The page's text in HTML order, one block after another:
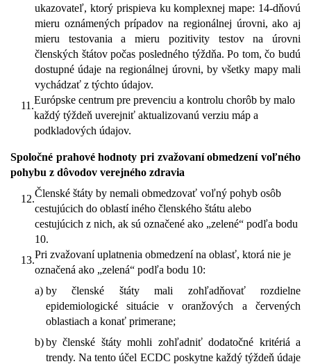
ukazovateľ, ktorý prispieva ku komplexnej mape: 14-dňovú
mieru oznámených prípadov na regionálnej úrovni, ako aj
mieru testovania a mieru pozitivity testov na úrovni
členských štátov počas posledného týždňa. Po tom, čo budú
dostupné údaje na regionálnej úrovni, by všetky mapy mali
vychádzať z týchto údajov.
11.Európske centrum pre prevenciu a kontrolu chorôb by malo
každý týždeň uverejniť aktualizovanú verziu máp a
podkladových údajov.
Spoločné prahové hodnoty pri zvažovaní obmedzení voľného
pohybu z dôvodov verejného zdravia
12.Členské štáty by nemali obmedzovať voľný pohyb osôb
cestujúcich do oblastí iného členského štátu alebo
cestujúcich z nich, ak sú označené ako „zelené“ podľa bodu
10.
13.Pri zvažovaní uplatnenia obmedzení na oblasť, ktorá nie je
označená ako „zelená“ podľa bodu 10:
a) by členské štáty mali zohľadňovať rozdielne
epidemiologické situácie v oranžových a červených
oblastiach a konať primerane;
b)by členské štáty mohli zohľadniť dodatočné kritériá a
trendy. Na tento účel ECDC poskytne každý týždeň údaje